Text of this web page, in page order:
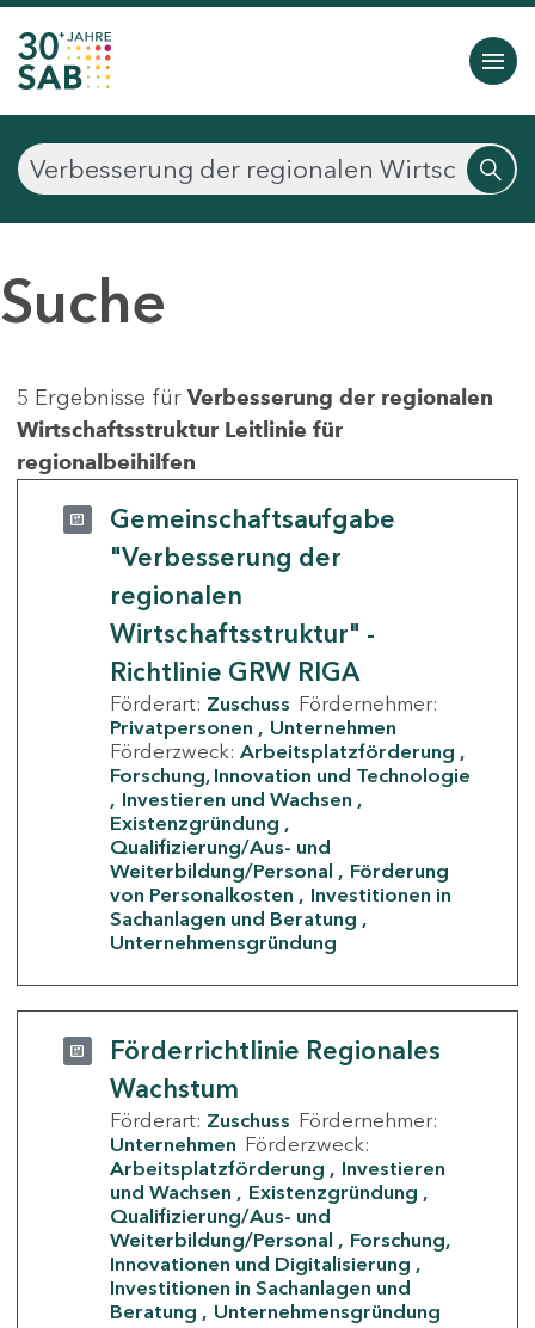
Suche
5 Ergebnisse für Verbesserung der regionalen
Wirtschaftsstruktur Leitlinie für
regionalbeihilfen
Gemeinschaftsaufgabe
"Verbesserung der
regionalen
Wirtschaftsstruktur" -
Richtlinie GRW RIGA
Förderart: Zuschuss Fördernehmer:
Privatpersonen
Unternehmen
Förderzweck: Arbeitsplatzförderung
Forschung, Innovation und Technologie
Investieren und Wachsen
Existenzgründung
Qualifizierung/Aus- und
Weiterbildung/Personal
Förderung
von Personalkosten
Investitionen in
Sachanlagen und Beratung
Unternehmensgründung
Förderrichtlinie Regionales
Wachstum
Förderart: Zuschuss Fördernehmer:
Unternehmen Förderzweck:
Arbeitsplatzförderung
Investieren
und Wachsen
Existenzgründung
Qualifizierung/Aus- und
Weiterbildung/Personal
Forschung,
Innovationen und Digitalisierung
Investitionen in Sachanlagen und
Beratung
Unternehmensgründung